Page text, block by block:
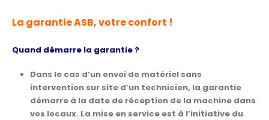
La garantie ASB, votre confort !
Quand démarre la garantie ?
Dans le cas d’un envoi de matériel sans
intervention sur site d’un technicien, la garantie
démarre à la date de réception de la machine dans
vos locaux. La mise en service est à l’initiative du